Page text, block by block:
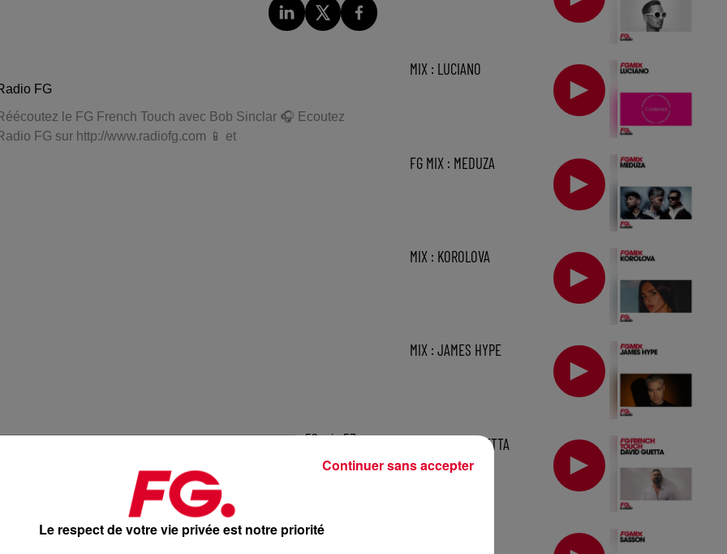
FG
le FG French Touch avec Bob Sinclar 🎧 Ecoutez
FG sur http://www.radiofg.com 📱 et
59 min 57 sec
MIX : LUCIANO
FG MIX : MEDUZA
MIX : KOROLOVA
MIX : JAMES HYPE
MIX : DAVID GUETTA
Le respect de votre vie privée est notre priorité
Continuer sans accepter